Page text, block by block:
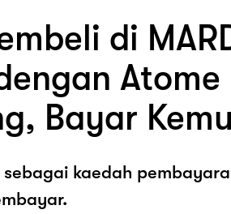
di
Atome
Bayar
sebagai kaedah